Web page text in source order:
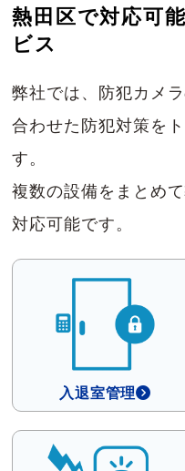
熱田区で対応可
ビス
弊社では、防犯カメ
合わせた防犯対策を
す。
複数の設備をまとめ
対応可能です。
入退室管理